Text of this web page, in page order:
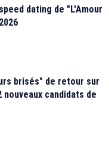
dating de "L'Amour
brisés" de retour sur
nouveaux candidats de